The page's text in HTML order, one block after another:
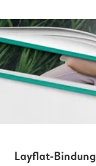
Layflat-Bindung